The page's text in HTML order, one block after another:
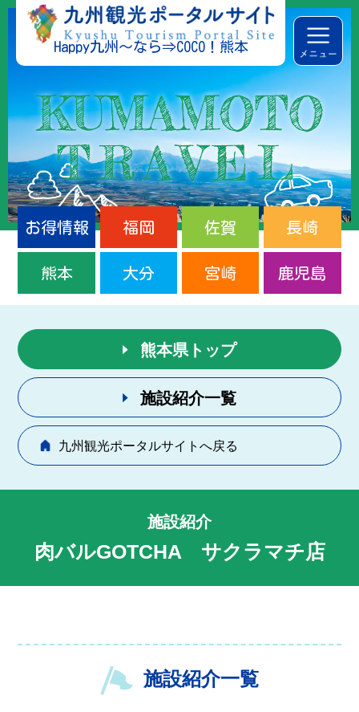
Happy九州～なら⇒COCO！熊本
お得情報 福岡 佐賀 長崎
熊本 大分 宮崎 鹿児島
熊本県トップ
施設紹介一覧
九州観光ポータルサイトへ戻る
施設紹介
肉バルGOTCHA サクラマチ店
施設紹介一覧